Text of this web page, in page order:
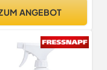
I
ANGEBOT